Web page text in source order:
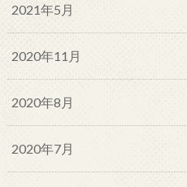
2021年5月
2020年11月
2020年8月
2020年7月